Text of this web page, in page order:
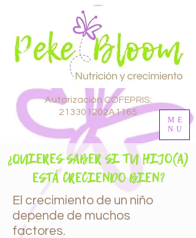
ME
NU
Autorización COFEPRIS:
213301202A1165
¿QUIERES SABER SI TU HIJO(A)
ESTÁ CRECIENDO BIEN?
El crecimiento de un niño
depende de muchos
factores.